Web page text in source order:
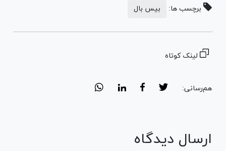
برچسب ها: بیس بال
لینک کوتاه
هم‌رسانی:
ارسال دیدگاه